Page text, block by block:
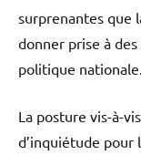
surprenantes que
donner prise à
politique nationale.
La posture vis-à-
d’inquiétude pour